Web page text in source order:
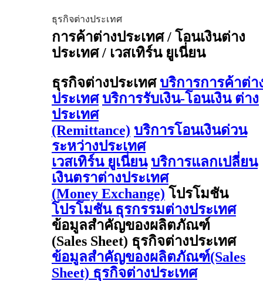
ธุรกิจต่างประเทศ
การค้าต่างประเทศ / โอนเงินต่าง
ประเทศ / เวสเทิร์น ยูเนี่ยน
ธุรกิจต่างประเทศ บริการการค้าต่า
ประเทศ บริการรับเงิน-โอนเงิน ต่าง
ประเทศ
(Remittance) บริการโอนเงินด่วน
ระหว่างประเทศ
เวสเทิร์น ยูเนี่ยน บริการแลกเปลี่ยน
เงินตราต่างประเทศ
(Money Exchange) โปรโมชัน
โปรโมชัน ธุรกรรมต่างประเทศ
ข้อมูลสำคัญของผลิตภัณฑ์
(Sales Sheet) ธุรกิจต่างประเทศ
ข้อมูลสำคัญของผลิตภัณฑ์(Sales
Sheet) ธุรกิจต่างประเทศ